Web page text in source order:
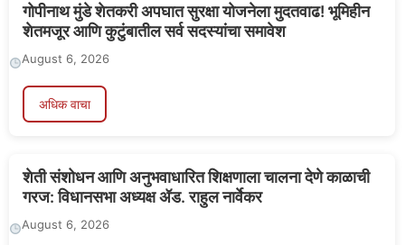
गोपीनाथ मुंडे शेतकरी अपघात सुरक्षा योजनेला मुदतवाढ! भूमिहीन
शेतमजूर आणि कुटुंबातील सर्व सदस्यांचा समावेश
August 6, 2026
अधिक वाचा
शेती संशोधन आणि अनुभवाधारित शिक्षणाला चालना देणे काळाची
गरज: विधानसभा अध्यक्ष ॲड. राहुल नार्वेकर
August 6, 2026